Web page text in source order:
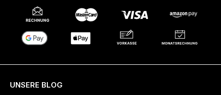
UNSERE BLOG